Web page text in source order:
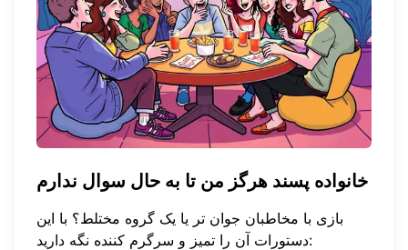
خانواده پسند هرگز من تا به حال سوال ندارم
بازی با مخاطبان جوان تر یا یک گروه مختلط؟ با این
دستورات آن را تمیز و سرگرم کننده نگه دارید: